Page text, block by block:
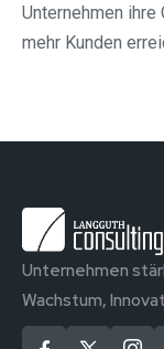
Unternehmen
mehr Kunden
Unternehmen
Wachstum,